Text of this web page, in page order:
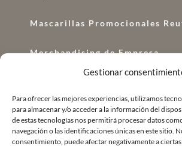
Gestionar
Para ofrecer las mejores experiencias, utilizamos
para almacenar y/o acceder a la información del
de estas tecnologías nos permitirá procesar datos
navegación o las identificaciones únicas en este sitio.
consentimiento, puede afectar negativamente a
Mascarillas Promocionales
Merchandising de Empresa
Regalos Corporativos
Regalo de Empresa Original